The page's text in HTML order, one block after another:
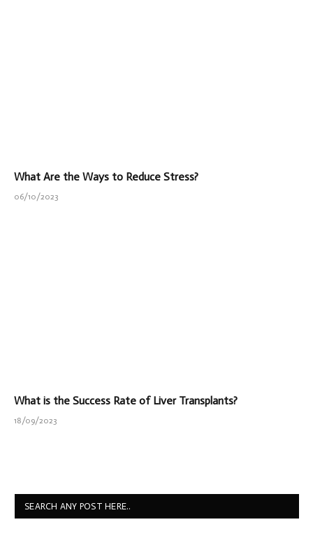
What Are the Ways to Reduce Stress?
06/10/2023
What is the Success Rate of Liver Transplants?
18/09/2023
SEARCH ANY POST HERE..